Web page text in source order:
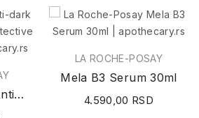
Mela B3 SPF30 Anti-dark Spots Corrective...
LA ROCHE-POSAY
Mela B3 Serum 30ml
4.590,00 RSD